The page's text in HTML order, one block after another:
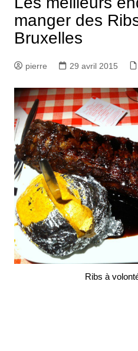
manger des
Bruxelles
pierre 29 avril 2015
Ribs à